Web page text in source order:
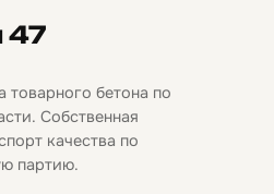
47
товарного бетона по
Собственная
качества по
партию.